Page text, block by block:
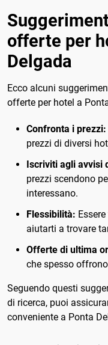
offerte per
Delgada
Ecco alcuni
offerte per hotel a
Confronta i prezzi:
prezzi di diversi
Iscriviti agli avvisi
prezzi scendono
interessano.
Flessibilità:
aiutarti a trovare
Offerte di ultima
che spesso
Seguendo questi
di ricerca, puoi
conveniente a Ponta